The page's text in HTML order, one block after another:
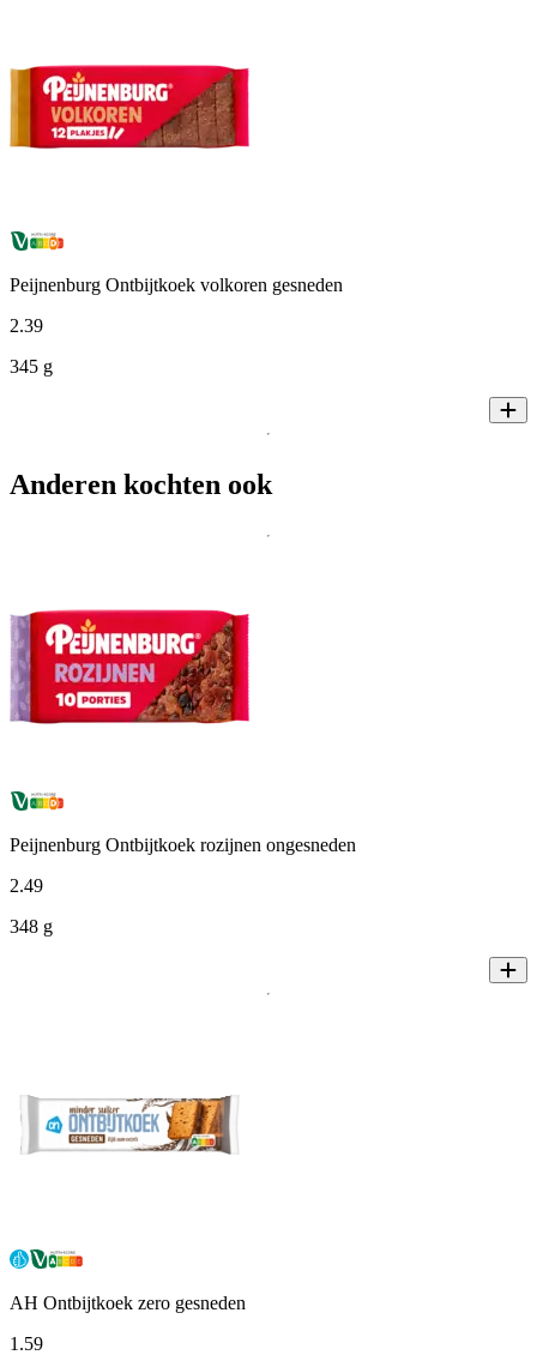
Peijnenburg Ontbijtkoek volkoren gesneden
2.39
345 g
Anderen kochten ook
Peijnenburg Ontbijtkoek rozijnen ongesneden
2.49
348 g
AH Ontbijtkoek zero gesneden
1 .59